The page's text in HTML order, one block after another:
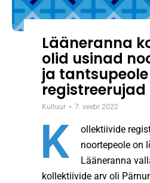
Lääneranna
olid usinad
ja tantsupeole
registreerujad
Kultuur 7. veebr 2022
K
ollektiivide
noortepeole on
Lääneranna
kollektiivide arv oli